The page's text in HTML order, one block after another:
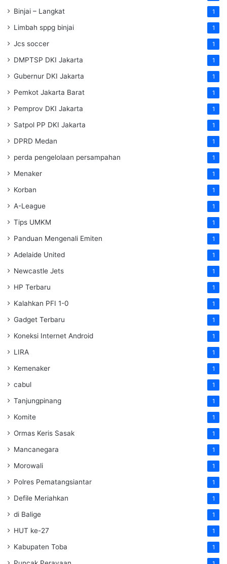
Binjai – Langkat 1
Limbah sppg binjai 1
Jcs soccer 1
DMPTSP DKI Jakarta 1
Gubernur DKI Jakarta 1
Pemkot Jakarta Barat 1
Pemprov DKI Jakarta 1
Satpol PP DKI Jakarta 1
DPRD Medan 1
perda pengelolaan persampahan 1
Menaker 1
Korban 1
A-League 1
Tips UMKM 1
Panduan Mengenali Emiten 1
Adelaide United 1
Newcastle Jets 1
HP Terbaru 1
Kalahkan PFI 1-0 1
Gadget Terbaru 1
Koneksi Internet Android 1
LIRA 1
Kemenaker 1
cabul 1
Tanjungpinang 1
Komite 1
Ormas Keris Sasak 1
Mancanegara 1
Morowali 1
Polres Pematangsiantar 1
Defile Meriahkan 1
di Balige 1
HUT ke-27 1
Kabupaten Toba 1